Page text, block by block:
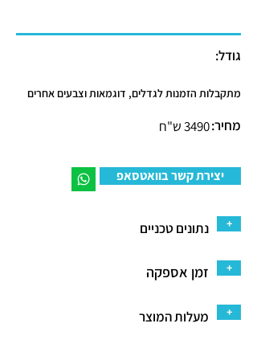
גודל:
מתקבלות הזמנות לגדלים, דוגמאות וצבעים אחרים
3490 ש"חמחיר:
יצירת קשר בוואטסאפ
נתונים טכניים +
זמן אספקה +
מעלות המוצר +